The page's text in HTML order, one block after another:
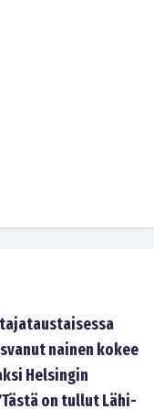
nainen kokee
Helsingin
on tullut Lähi-